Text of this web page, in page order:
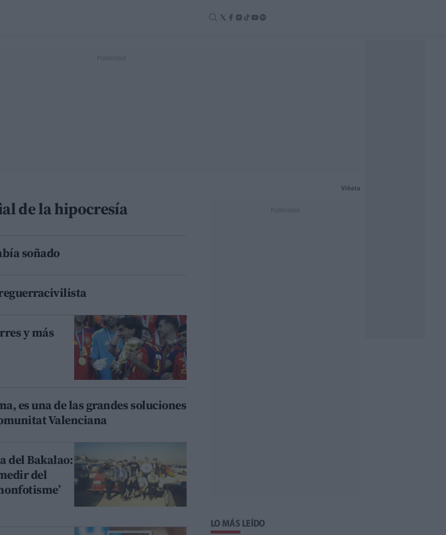
Viñeta
de la hipocresía
soñado
y más
es una de las grandes soluciones
Valenciana
del Bakalao:
del
LO MÁS LEÍDO